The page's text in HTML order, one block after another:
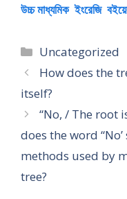
উচ্চ মাধ্যমিক ইংরেজি
Categories
Uncategorized
How does the
itself?
“No, / The
does the word
methods used by
tree?